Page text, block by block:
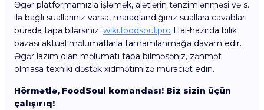
Əgər platformamızla işləmək, alətlərin tənzimlənməsi və s.
ilə bağlı suallarınız varsa, maraqlandığınız suallara cavabları
burada tapa bilərsiniz: wiki.foodsoul.pro Hal-hazırda bilik
bazası aktual məlumatlarla tamamlanmağa davam edir.
Əgər lazım olan məlumatı tapa bilməsəniz, zəhmət
olmasa texniki dəstək xidmətimizə müraciət edin.
Hörmətlə, FoodSoul komandası! Biz sizin üçün
çalışırıq!